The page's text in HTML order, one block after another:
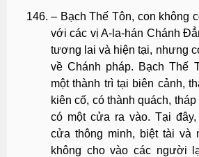
– Bạch Thế Tôn, con không
với các vị A-la-hán Chánh
tương lai và hiện tại, nhưng
về Chánh pháp. Bạch Thế
một thành trì tại biên cảnh,
kiên cố, có thành quách,
có một cửa ra vào. Tại
cửa thông minh, biệt tài và
không cho vào các người